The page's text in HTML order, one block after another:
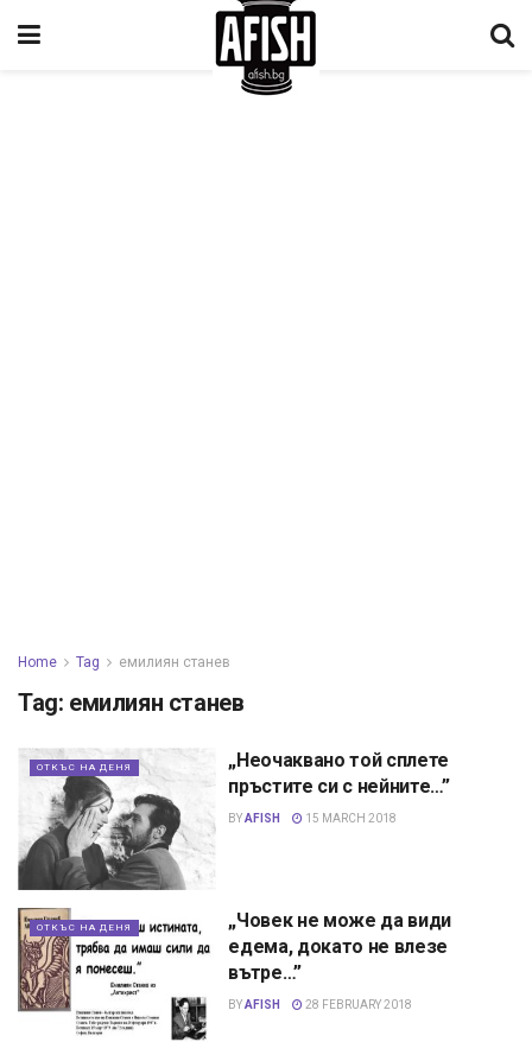
Home Tag емилиян станев
Tag: емилиян станев
ОТКЪС НА ДЕНЯ
„Неочаквано той сплете
пръстите си с нейните…”
BYAFISH 15 MARCH 2018
ОТКЪС НА ДЕНЯ
„Човек не може да види
едема, докато не влезе
вътре…”
BYAFISH 28 FEBRUARY 2018